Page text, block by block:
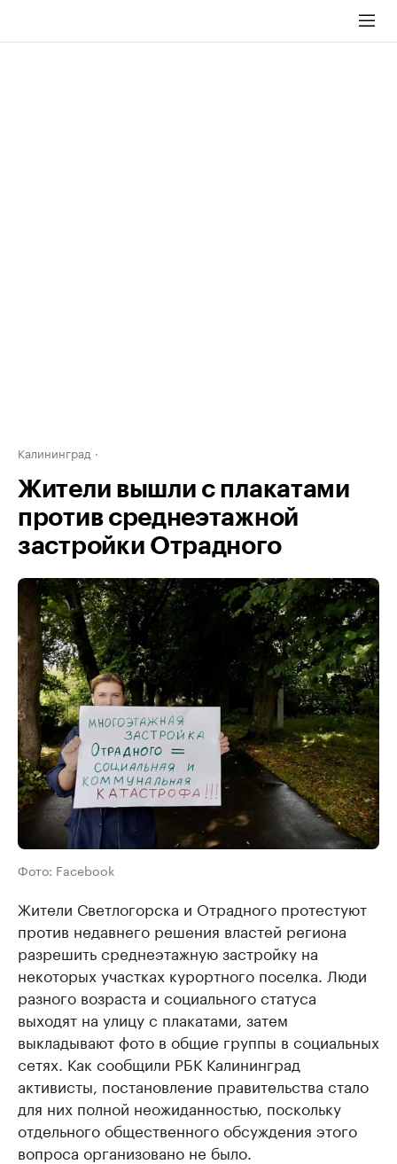
Калининград
Жители вышли с плакатами
против среднеэтажной
застройки Отрадного
Фото: Facebook
Жители Светлогорска и Отрадного протестуют
против недавнего решения властей региона
разрешить среднеэтажную застройку на
некоторых участках курортного поселка. Люди
разного возраста и социального статуса
выходят на улицу с плакатами, затем
выкладывают фото в общие группы в социальных
сетях. Как сообщили РБК Калининград
активисты, постановление правительства стало
для них полной неожиданностью, поскольку
отдельного общественного обсуждения этого
вопроса организовано не было.